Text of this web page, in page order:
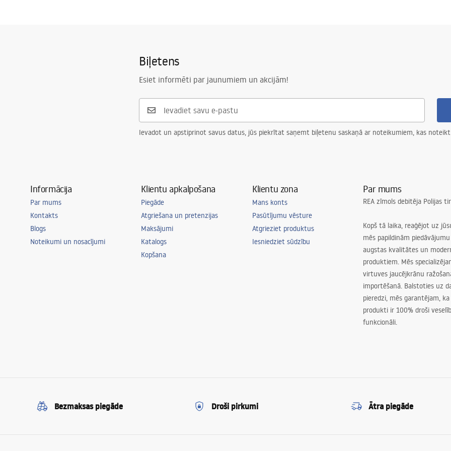
Biļetens
Esiet informēti par jaunumiem un akcijām!
Ievadot un apstiprinot savus datus, jūs piekrītat saņemt biļetenu saskaņā ar noteikumiem, kas
Informācija
Par mums
Kontakts
Blogs
Noteikumi un nosacījumi
Klientu apkalpošana
Piegāde
Atgriešana un pretenzijas
Maksājumi
Katalogs
Kopšana
Klientu zona
Mans konts
Pasūtījumu vēsture
Atgrieziet produktus
Iesniedziet sūdzību
Par mums
REA zīmols debitēja Polijas
Kopš tā laika, reaģējot uz
mēs papildinām
augstas kvalitātes un
produktiem. Mēs
virtuves jaucējkrānu
importēšanā. Balstoties uz
pieredzi, mēs garantējam,
produkti ir 100% droši
funkcionāli.
Bezmaksas piegāde Droši pirkumi Ātra piegāde